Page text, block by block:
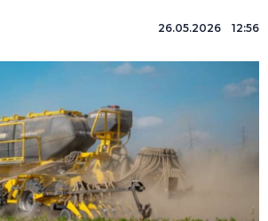
26.05.2026 12:56